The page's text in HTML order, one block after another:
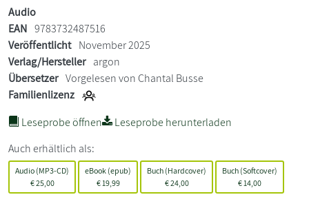
Audio
EAN 9783732487516
Veröffentlicht November 2025
Verlag/Hersteller argon
Übersetzer Vorgelesen von Chantal Busse
Familienlizenz
Leseprobe öffnen
Leseprobe herunterladen
Auch erhältlich als:
Audio (MP3-CD)
€25,00
eBook (epub)
€19,99
Buch (Hardcover)
€24,00
Buch (Softcover)
€ 14,00